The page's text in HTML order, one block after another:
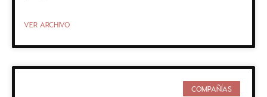
VER ARCHIVO
COMPAÑÍAS